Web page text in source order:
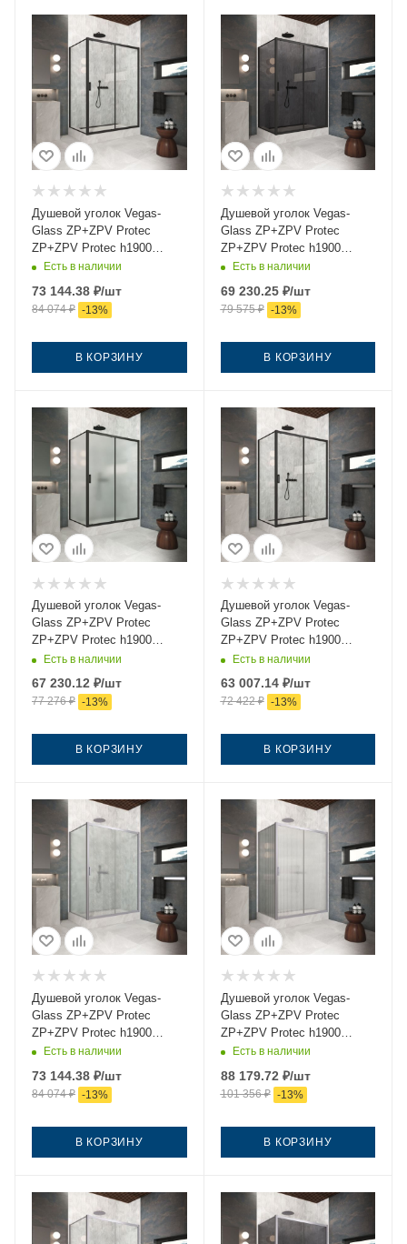
Душевой уголок Vegas-
Glass ZP+ZPV Protec
ZP+ZPV Protec h1900
145*75 02М crystalvision
профиль черный без
поддона
Есть в наличии
73 144.38 ₽/шт
84 074₽ -13%
В КОРЗИНУ
Душевой уголок Vegas-
Glass ZP+ZPV Protec
ZP+ZPV Protec h1900
145*75 02М 07 145х75
профиль черный без
поддона
Есть в наличии
69 230.25₽/шт
79 575₽ -13%
В КОРЗИНУ
Душевой уголок Vegas-
Glass ZP+ZPV Protec
ZP+ZPV Protec h1900
145*75 02М 10 145х75
стекло матовое профиль
черный без поддона
Есть в наличии
67 230.12 ₽/шт
77 276₽ -13%
В КОРЗИНУ
Душевой уголок Vegas-
Glass ZP+ZPV Protec
ZP+ZPV Protec h1900
145*75 02М 01 145х75
стекло прозрачное
профиль черный без
поддона
Есть в наличии
63 007.14₽/шт
72 422₽ -13%
В КОРЗИНУ
Душевой уголок Vegas-
Glass ZP+ZPV Protec
ZP+ZPV Protec h1900
145*75 07 02 145х75 стекло
без поддона
Есть в наличии
73 144.38 ₽/шт
84 074₽ -13%
В КОРЗИНУ
Душевой уголок Vegas-
Glass ZP+ZPV Protec
ZP+ZPV Protec h1900
145*75 07 Moru 145х75
хром без поддона
Есть в наличии
88 179.72 ₽/шт
101 356₽ -13%
В КОРЗИНУ